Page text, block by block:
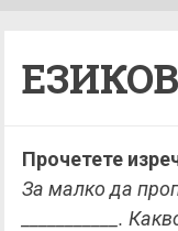
Прочетете
За малко да
___________.